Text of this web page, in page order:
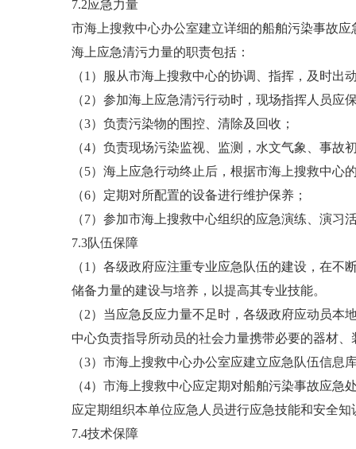
7.2应急力量
市海上搜救中心办公室建立详细的船舶污染事故
海上应急清污力量的职责包括：
（1）服从市海上搜救中心的协调、指挥，及时出
（2）参加海上应急清污行动时，现场指挥人员
（3）负责污染物的围控、清除及回收；
（4）负责现场污染监视、监测，水文气象、事
（5）海上应急行动终止后，根据市海上搜救中心
（6）定期对所配置的设备进行维护保养；
（7）参加市海上搜救中心组织的应急演练、演习
7.3队伍保障
（1）各级政府应注重专业应急队伍的建设，在
储备力量的建设与培养，以提高其专业技能。
（2）当应急反应力量不足时，各级政府应动员
中心负责指导所动员的社会力量携带必要的器材
（3）市海上搜救中心办公室应建立应急队伍信
（4）市海上搜救中心应定期对船舶污染事故应
应定期组织本单位应急人员进行应急技能和安全
7.4技术保障